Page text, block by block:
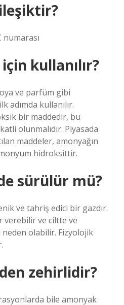
numarası
kullanılır?
ve parfüm gibi
adımda kullanılır.
bir maddedir, bu
olunmalıdır. Piyasada
maddeler, amonyağın
hidroksittir.
sürülür mü?
ve tahriş edici bir gazdır.
verebilir ve ciltte ve
neden olabilir. Fizyolojik
zehirlidir?
bile amonyak